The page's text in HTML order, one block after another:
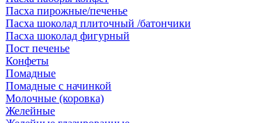
Пасха пирожные/печенье
Пасха шоколад плиточный /батончики
Пасха шоколад фигурный
Пост печенье
Конфеты
Помадные
Помадные с начинкой
Молочные (коровка)
Желейные